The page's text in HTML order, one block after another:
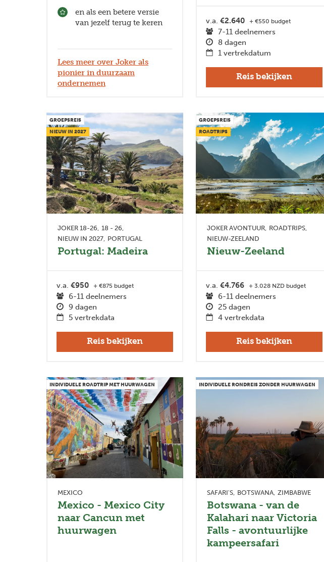
en als een betere versie
van jezelf terug te keren
Lees meer over Joker als
pionier in duurzaam
ondernemen
v.a. €2.640 + €550 budget
7-11 deelnemers
8 dagen
1 vertrekdatum
Reis bekijken
GROEPSREIS
NIEUW IN 2027
JOKER 18-26 18 - 26
NIEUW IN 2027 PORTUGAL
Portugal: Madeira
v.a. €950 + €875 budget
6-11 deelnemers
9 dagen
5 vertrekdata
Reis bekijken
GROEPSREIS
ROADTRIPS
JOKER AVONTUUR ROADTRIPS
NIEUW-ZEELAND
Nieuw-Zeeland
v.a. €4.766 + 3.028 NZD budget
6-11 deelnemers
25 dagen
4 vertrekdata
Reis bekijken
INDIVIDUELE ROADTRIP MET HUURWAGEN
MEXICO
Mexico - Mexico City
naar Cancun met
huurwagen
INDIVIDUELE RONDREIS ZONDER HUURWAGEN
SAFARI'S BOTSWANA ZIMBABWE
Botswana - van de
Kalahari naar Victoria
Falls - avontuurlijke
kampeersafari